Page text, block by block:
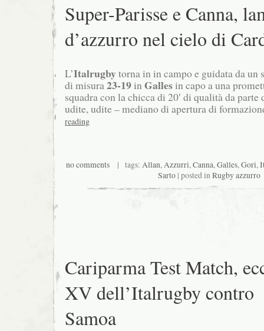
Super-Parisse e Canna,
d’azzurro nel cielo di
L’Italrugbytorna in in campo e guidata da un
di misura23-19in Gallesin capo a una
squadra con la chicca di 20′ di qualità da
udite, udite – mediano di apertura di
reading
no comments| tags: Allan,Azzurri,Canna,Galles,Gori,
Sarto | posted inRugby azzurro
Cariparma Test Match,
XV dell’Italrugby contro
Samoa